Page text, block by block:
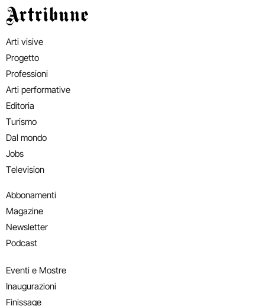
Artribune
Arti visive
Progetto
Professioni
Arti performative
Editoria
Turismo
Dal mondo
Jobs
Television
Abbonamenti
Magazine
Newsletter
Podcast
Eventi e Mostre
Inaugurazioni
Finissage